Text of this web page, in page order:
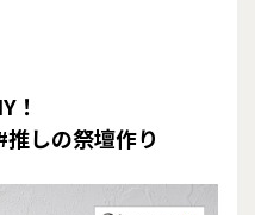
！
しの祭壇作り